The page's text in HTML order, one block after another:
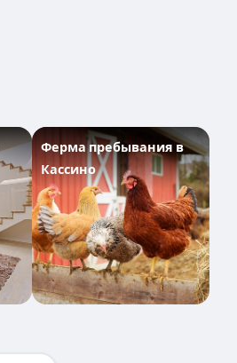
Ферма пребывания в
Кассино